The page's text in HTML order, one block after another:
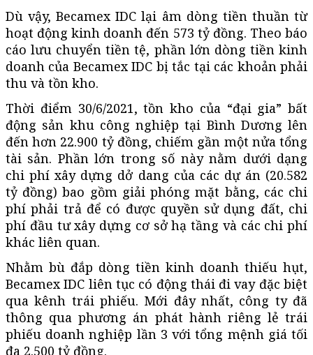
Dù vậy, Becamex IDC lại âm dòng tiền thuần từ
hoạt động kinh doanh đến 573 tỷ đồng. Theo báo
cáo lưu chuyển tiền tệ, phần lớn dòng tiền kinh
doanh của Becamex IDC bị tắc tại các khoản phải
thu và tồn kho.
Thời điểm 30/6/2021, tồn kho của “đại gia” bất
động sản khu công nghiệp tại Bình Dương lên
đến hơn 22.900 tỷ đồng, chiếm gần một nửa tổng
tài sản. Phần lớn trong số này nằm dưới dạng
chi phí xây dựng dở dang của các dự án (20.582
tỷ đồng) bao gồm giải phóng mặt bằng, các chi
phí phải trả để có được quyền sử dụng đất, chi
phí đầu tư xây dựng cơ sở hạ tầng và các chi phí
khác liên quan.
Nhằm bù đắp dòng tiền kinh doanh thiếu hụt,
Becamex IDC liên tục có động thái đi vay đặc biệt
qua kênh trái phiếu. Mới đây nhất, công ty đã
thông qua phương án phát hành riêng lẻ trái
phiếu doanh nghiệp lần 3 với tổng mệnh giá tối
đa 2.500 tỷ đồng.